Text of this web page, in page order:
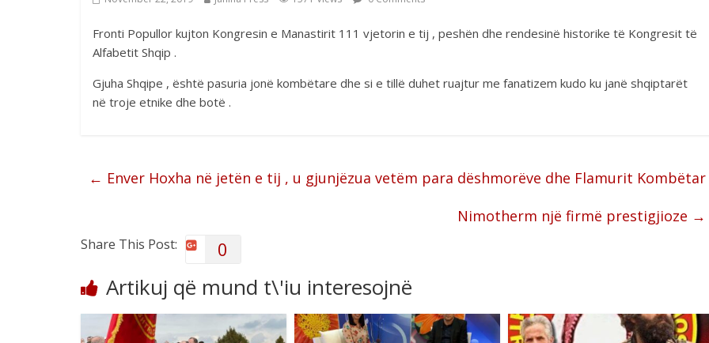
Fronti Popullor kujton Kongresin e Manastirit 111 vjetorin e tij , peshën dhe rendesinë historike të Kongresit të
Alfabetit Shqip .
Gjuha Shqipe , është pasuria jonë kombëtare dhe si e tillë duhet ruajtur me fanatizem kudo ku janë shqiptarët
në troje etnike dhe botë .
← Enver Hoxha në jetën e tij , u gjunjëzua vetëm para dëshmorëve dhe Flamurit Kombëtar
Nimotherm një firmë prestigjioze →
Share This Post: 0
Artikuj që mund t\'iu interesojnë